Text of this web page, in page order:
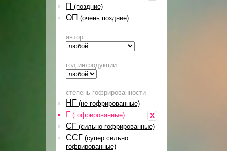
П (поздние)
ОП (очень поздние)
автор
год интродукции
степень гофрированности
НГ (не гофрированные)
x
Г (гофрированные)
СГ (сильно гофрированные)
ССГ (супер сильно
гофрированные)